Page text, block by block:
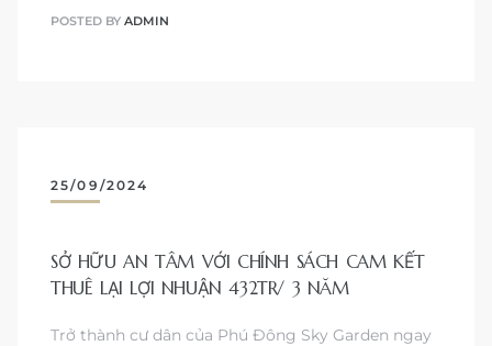
POSTED BY ADMIN
25/09/2024
SỞ HỮU AN TÂM VỚI CHÍNH SÁCH CAM KẾT
THUÊ LẠI LỢI NHUẬN 432TR/ 3 NĂM
Trở thành cư dân của Phú Đông Sky Garden ngay